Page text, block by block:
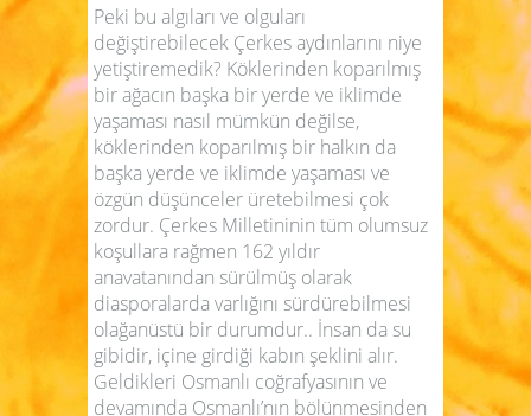
Peki bu algıları ve olguları
değiştirebilecek Çerkes aydınlarını niye
yetiştiremedik? Köklerinden koparılmış
bir ağacın başka bir yerde ve iklimde
yaşaması nasıl mümkün değilse,
köklerinden koparılmış bir halkın da
başka yerde ve iklimde yaşaması ve
özgün düşünceler üretebilmesi çok
zordur. Çerkes Milletininin tüm olumsuz
koşullara rağmen 162 yıldır
anavatanından sürülmüş olarak
diasporalarda varlığını sürdürebilmesi
olağanüstü bir durumdur.. İnsan da su
gibidir, içine girdiği kabın şeklini alır.
Geldikleri Osmanlı coğrafyasının ve
devamında Osmanlı’nın bölünmesinden